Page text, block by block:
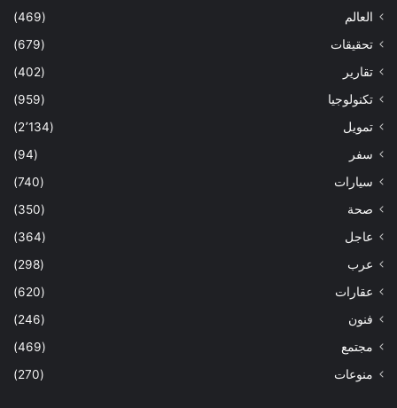
العالم
(469)
تحقيقات
(679)
تقارير
(402)
تكنولوجيا
(959)
تمويل
(2٬134)
سفر
(94)
سيارات
(740)
صحة
(350)
عاجل
(364)
عرب
(298)
عقارات
(620)
فنون
(246)
مجتمع
(469)
منوعات
(270)